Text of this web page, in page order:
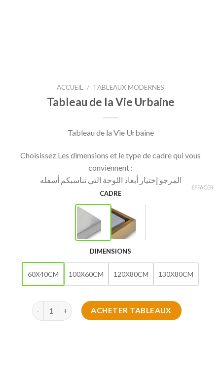
ACCUEIL / TABLEAUX MODERNES
Tableau de la Vie Urbaine
Tableau de la Vie Urbaine
Choisissez Les dimensions et le type de cadre qui vous
conviennent :
المرجو إختيار أبعاد اللوحة التي تناسبكم أسفله
CADRE
DIMENSIONS
60X40CM 100X60CM 120X80CM 130X80CM
EFFACER
quantité de Tableau de la Vie Urbaine
ACHETER TABLEAUX